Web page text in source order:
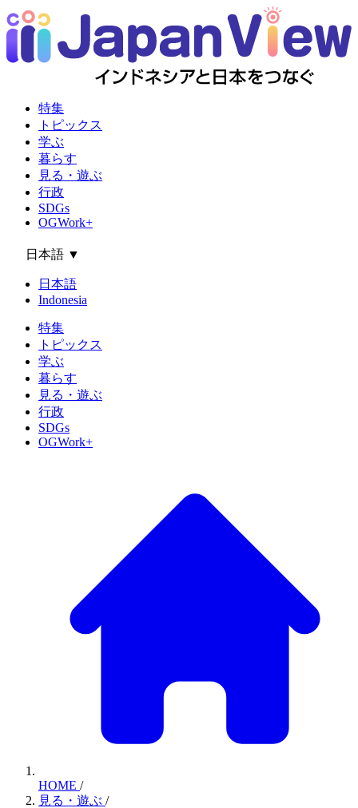
特集
トピックス
学ぶ
暮らす
見る・遊ぶ
行政
SDGs
OGWork+
日本語 ▼
日本語
Indonesia
特集
トピックス
学ぶ
暮らす
見る・遊ぶ
行政
SDGs
OGWork+
HOME /
見る・遊ぶ /